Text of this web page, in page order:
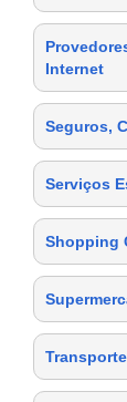
Internet
Seguros,
Serviços
Shopping